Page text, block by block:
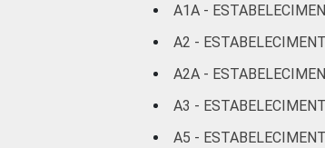
A1A -
A2 -
A2A -
A3 -
A5 -